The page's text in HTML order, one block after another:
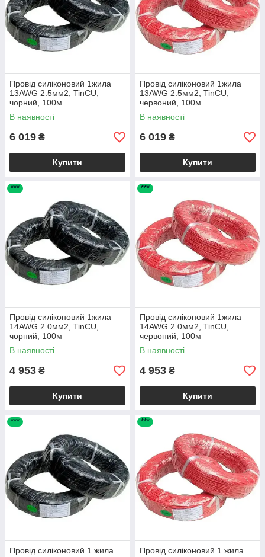
Провід силіконовий 1жила
13AWG 2.5мм2, TinCU,
чорний, 100м
В наявності
6 019 ₴
Купити
Провід силіконовий 1жила
13AWG 2.5мм2, TinCU,
червоний, 100м
В наявності
6 019 ₴
Купити
***
Провід силіконовий 1жила
14AWG 2.0мм2, TinCU,
чорний, 100м
В наявності
4 953 ₴
Купити
***
Провід силіконовий 1жила
14AWG 2.0мм2, TinCU,
червоний, 100м
В наявності
4 953 ₴
Купити
***
Провід силіконовий 1 жила
***
Провід силіконовий 1 жила